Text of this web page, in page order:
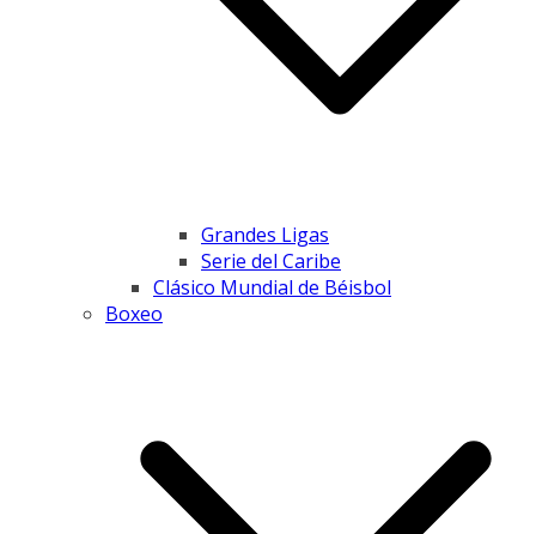
Grandes Ligas
Serie del Caribe
Clásico Mundial de Béisbol
Boxeo